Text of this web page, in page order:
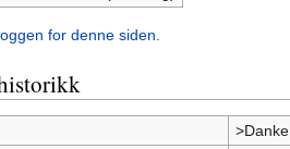
for denne siden.
>Danke